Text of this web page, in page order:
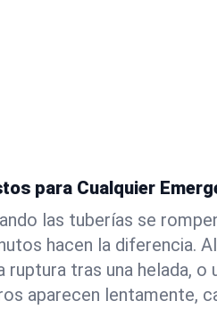
para Cualquier
las tuberías se
hacen la diferencia.
ruptura tras una helada,
aparecen lentamente,